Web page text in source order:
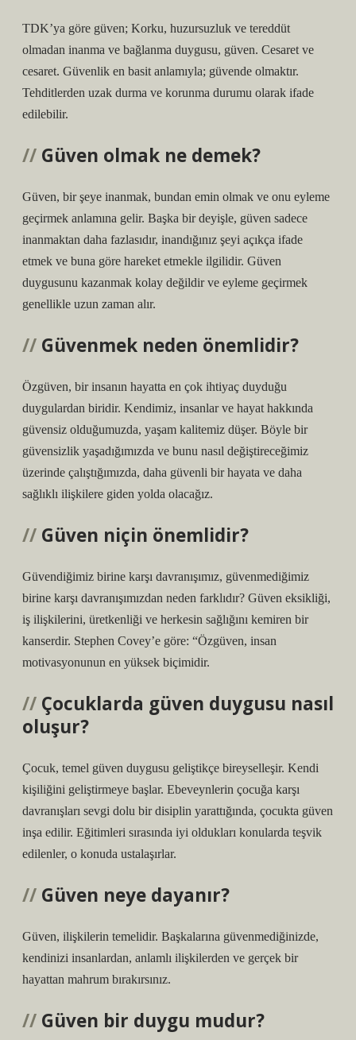
TDK’ya göre güven; Korku, huzursuzluk ve tereddüt
olmadan inanma ve bağlanma duygusu, güven. Cesaret ve
cesaret. Güvenlik en basit anlamıyla; güvende olmaktır.
Tehditlerden uzak durma ve korunma durumu olarak ifade
edilebilir.
Güven olmak ne demek?
Güven, bir şeye inanmak, bundan emin olmak ve onu eyleme
geçirmek anlamına gelir. Başka bir deyişle, güven sadece
inanmaktan daha fazlasıdır, inandığınız şeyi açıkça ifade
etmek ve buna göre hareket etmekle ilgilidir. Güven
duygusunu kazanmak kolay değildir ve eyleme geçirmek
genellikle uzun zaman alır.
Güvenmek neden önemlidir?
Özgüven, bir insanın hayatta en çok ihtiyaç duyduğu
duygulardan biridir. Kendimiz, insanlar ve hayat hakkında
güvensiz olduğumuzda, yaşam kalitemiz düşer. Böyle bir
güvensizlik yaşadığımızda ve bunu nasıl değiştireceğimiz
üzerinde çalıştığımızda, daha güvenli bir hayata ve daha
sağlıklı ilişkilere giden yolda olacağız.
Güven niçin önemlidir?
Güvendiğimiz birine karşı davranışımız, güvenmediğimiz
birine karşı davranışımızdan neden farklıdır? Güven eksikliği,
iş ilişkilerini, üretkenliği ve herkesin sağlığını kemiren bir
kanserdir. Stephen Covey’e göre: “Özgüven, insan
motivasyonunun en yüksek biçimidir.
Çocuklarda güven duygusu nasıl
oluşur?
Çocuk, temel güven duygusu geliştikçe bireyselleşir. Kendi
kişiliğini geliştirmeye başlar. Ebeveynlerin çocuğa karşı
davranışları sevgi dolu bir disiplin yarattığında, çocukta güven
inşa edilir. Eğitimleri sırasında iyi oldukları konularda teşvik
edilenler, o konuda ustalaşırlar.
Güven neye dayanır?
Güven, ilişkilerin temelidir. Başkalarına güvenmediğinizde,
kendinizi insanlardan, anlamlı ilişkilerden ve gerçek bir
hayattan mahrum bırakırsınız.
Güven bir duygu mudur?